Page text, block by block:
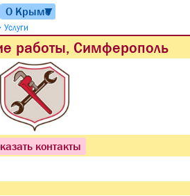
О Крыме
▼
Услуги
работы, Симферополь
контакты